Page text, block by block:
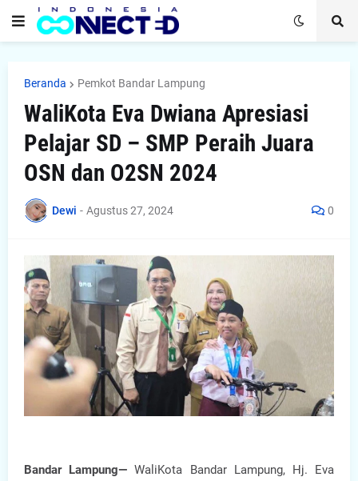
Beranda Pemkot Bandar Lampung
WaliKota Eva Dwiana Apresiasi
Pelajar SD – SMP Peraih Juara
OSN dan O2SN 2024
Dewi - Agustus 27, 2024 0
Bandar Lampung—WaliKota Bandar Lampung, Hj. Eva